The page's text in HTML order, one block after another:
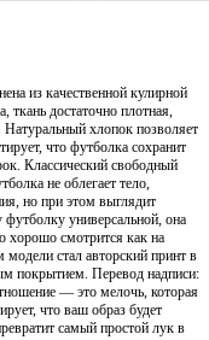
из качественной кулирной
ткань достаточно плотная,
хлопок позволяет
что футболка сохранит
Классический свободный
не облегает тело,
но при этом выглядит
универсальной, она
хорошо смотрится как на
стал авторский принт в
покрытием. Перевод надписи:
— это мелочь, которая
что ваш образ будет
самый простой лук в